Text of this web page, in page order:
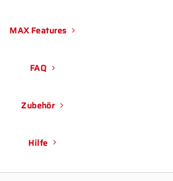
MAX Features
FAQ
Zubehör
Hilfe